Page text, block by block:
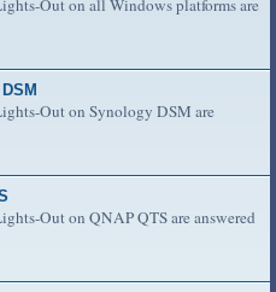
Out on all Windows platforms are
Out on Synology DSM are
Out on QNAP QTS are answered